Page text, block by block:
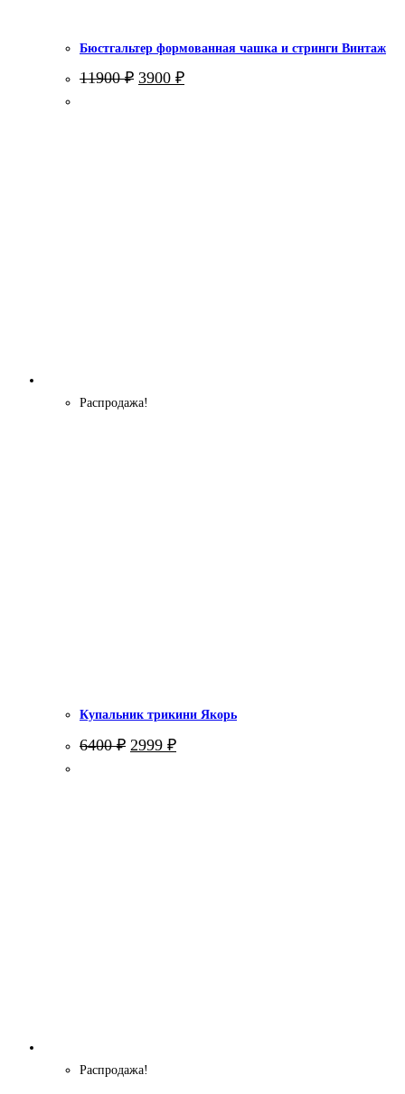
Бюстгальтер формованная чашка и стринги Винтаж
11900₽ Первоначальная
3900 ₽Текущая
Распродажа!
Купальник трикини Якорь
6400₽ Первоначальная
цена
2999 ₽Текущая
цена:
Распродажа!